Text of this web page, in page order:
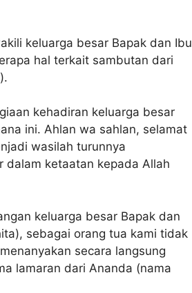
keluarga besar Bapak dan Ibu
hal terkait sambutan dari
kehadiran keluarga besar
ini. Ahlan wa sahlan, selamat
wasilah turunnya
dalam ketaatan kepada Allah
keluarga besar Bapak dan
sebagai orang tua kami tidak
secara langsung
lamaran dari Ananda (nama